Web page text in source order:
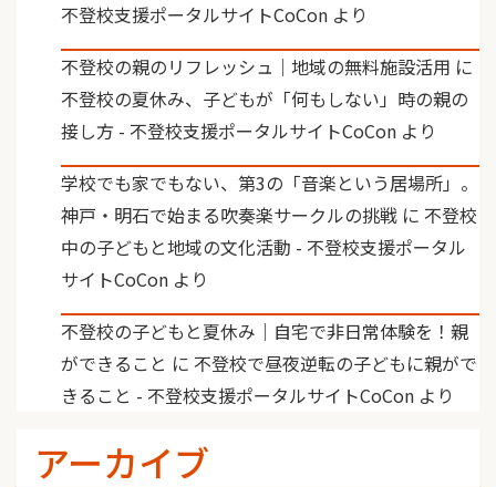
不登校支援ポータルサイトCoCon より
不登校の親のリフレッシュ｜地域の無料施設活用 に
不登校の夏休み、子どもが「何もしない」時の親の
接し方 - 不登校支援ポータルサイトCoCon より
学校でも家でもない、第3の「音楽という居場所」。
神戸・明石で始まる吹奏楽サークルの挑戦 に 不登校
中の子どもと地域の文化活動 - 不登校支援ポータル
サイトCoCon より
不登校の子どもと夏休み｜自宅で非日常体験を！親
ができること に 不登校で昼夜逆転の子どもに親がで
きること - 不登校支援ポータルサイトCoCon より
アーカイブ